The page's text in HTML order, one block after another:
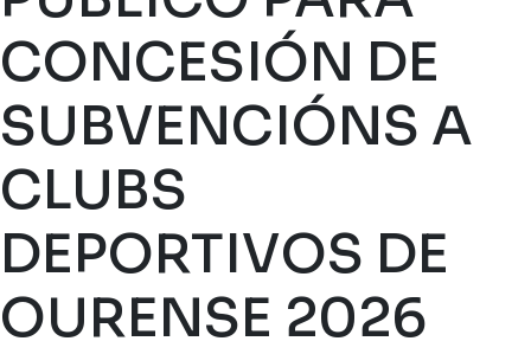
CONCESIÓN DE
SUBVENCIÓNS A
CLUBS
DEPORTIVOS DE
OURENSE 2026